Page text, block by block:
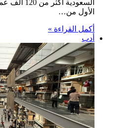
السعودية
الأول من…
أكمل القراءة »
أدب